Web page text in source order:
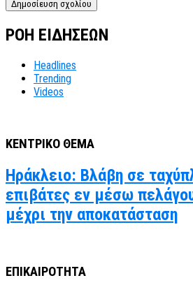
ΡΟΗ ΕΙΔΗΣΕΩΝ
Headlines
Trending
Videos
ΚΕΝΤΡΙΚΟ ΘΕΜΑ
Ηράκλειο: Βλάβη σε
επιβάτες εν μέσω
μέχρι την αποκατάσταση
ΕΠΙΚΑΙΡΟΤΗΤΑ